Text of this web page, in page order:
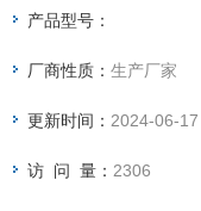
产品型号：
厂商性质：生产厂家
更新时间： 2024-06-17
访 问 量： 2306